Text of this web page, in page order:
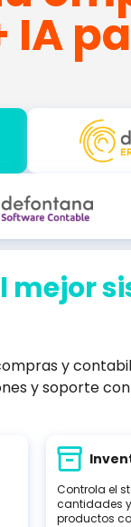
IA
mejor
y
y soporte
Controla el
cantidades
productos